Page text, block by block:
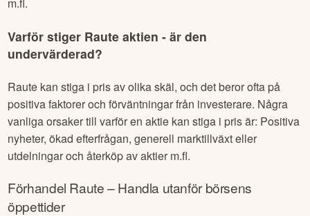
Varför stiger Raute aktien - är den
undervärderad?
Raute kan stiga i pris av olika skäl, och det beror ofta på
positiva faktorer och förväntningar från investerare. Några
vanliga orsaker till varför en aktie kan stiga i pris är: Positiva
nyheter, ökad efterfrågan, generell marktillväxt eller
utdelningar och återköp av aktier m.fl.
Förhandel Raute– Handla utanför börsens
öppettider